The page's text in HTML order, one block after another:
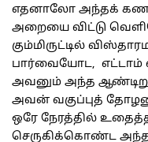
எதனாலோ அந்தக்
அறையை விட்டு
கும்மிருட்டில்
பார்வையோட, எட்டாம்
அவனும் அந்த
அவன் வகுப்புத்
ஒரே நேரத்தில்
செருகிக்கொண்ட